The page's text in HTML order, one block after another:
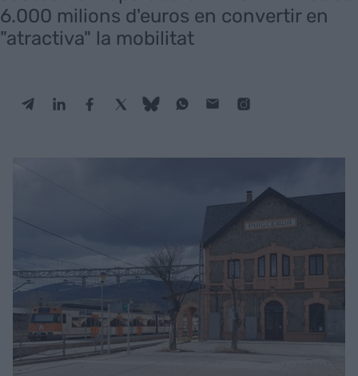
6.000 milions d'euros en convertir en
"atractiva" la mobilitat